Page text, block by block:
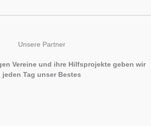
Unsere Partner
Vereine und ihre Hilfsprojekte geben wir
jeden Tag unser Bestes